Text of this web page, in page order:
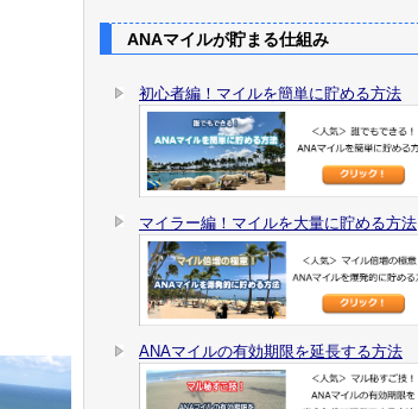
ANAマイルが貯まる仕組み
初心者編！マイルを簡単に貯める方法
マイラー編！マイルを大量に貯める方法
ANAマイルの有効期限を延長する方法